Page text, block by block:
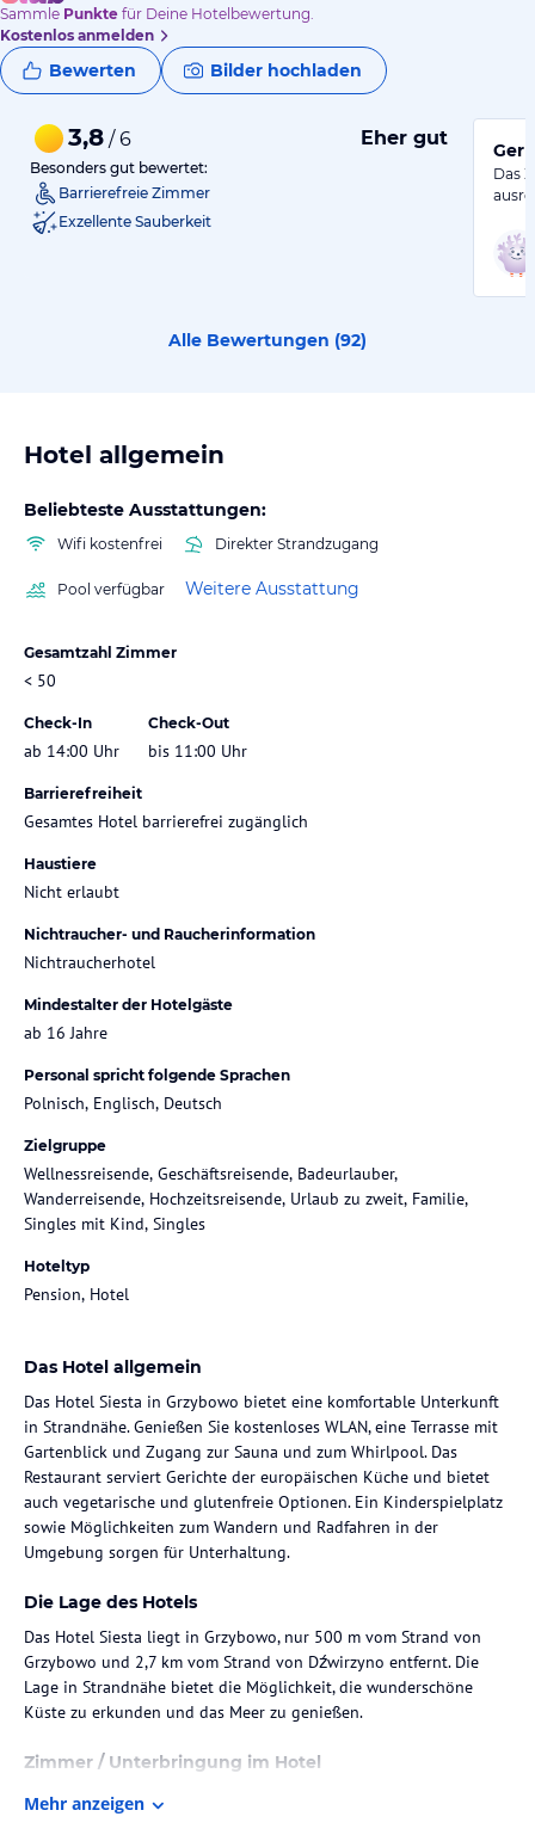
Sammle Punkte für Deine Hotelbewertung.
Kostenlos anmelden
Bewerten Bilder hochladen
3,8 / 6 Eher gut
Besonders gut bewertet:
Barrierefreie Zimmer
Exzellente Sauberkeit
Das
Alle Bewertungen (92)
Hotel allgemein
Beliebteste Ausstattungen:
Wifi kostenfrei Direkter Strandzugang
Pool verfügbar Weitere Ausstattung
Gesamtzahl Zimmer
< 50
Check-In
ab 14:00 Uhr
Check-Out
bis 11:00 Uhr
Barrierefreiheit
Gesamtes Hotel barrierefrei zugänglich
Haustiere
Nicht erlaubt
Nichtraucher- und Raucherinformation
Nichtraucherhotel
Mindestalter der Hotelgäste
ab 16 Jahre
Personal spricht folgende Sprachen
Polnisch, Englisch, Deutsch
Zielgruppe
Wellnessreisende, Geschäftsreisende, Badeurlauber,
Wanderreisende, Hochzeitsreisende, Urlaub zu zweit, Familie,
Singles mit Kind, Singles
Hoteltyp
Pension, Hotel
Das Hotel allgemein
Das Hotel Siesta in Grzybowo bietet eine komfortable Unterkunft
in Strandnähe. Genießen Sie kostenloses WLAN, eine Terrasse mit
Gartenblick und Zugang zur Sauna und zum Whirlpool. Das
Restaurant serviert Gerichte der europäischen Küche und bietet
auch vegetarische und glutenfreie Optionen. Ein Kinderspielplatz
sowie Möglichkeiten zum Wandern und Radfahren in der
Umgebung sorgen für Unterhaltung.
Die Lage des Hotels
Das Hotel Siesta liegt in Grzybowo, nur 500 m vom Strand von
Grzybowo und 2,7 km vom Strand von Dźwirzyno entfernt. Die
Lage in Strandnähe bietet die Möglichkeit, die wunderschöne
Küste zu erkunden und das Meer zu genießen.
Zimmer / Unterbringung im Hotel
Die Wohneinheiten im Hotel Siesta sind mit einem Balkon, einem
Mehr anzeigen